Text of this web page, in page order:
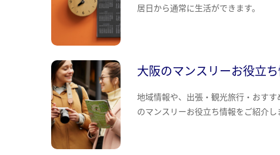
居日から通常に生活ができます。
大阪のマンスリーお役立
地域情報や、出張・観光旅行・おす
のマンスリーお役立ち情報をご紹介し